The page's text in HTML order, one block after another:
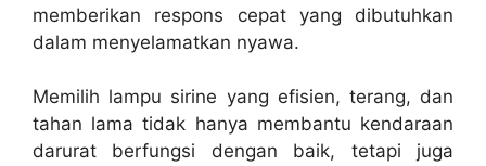
memberikan respons cepat yang dibutuhkan
dalam menyelamatkan nyawa.
Memilih lampu sirine yang efisien, terang, dan
tahan lama tidak hanya membantu kendaraan
darurat berfungsi dengan baik, tetapi juga